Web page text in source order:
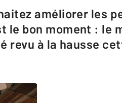
le bon moment : le
revu à la hausse